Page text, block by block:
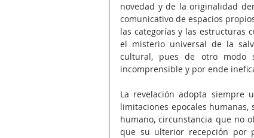
novedad y de la originalidad
comunicativo de espacios
las categorías y las estructuras
el misterio universal de la
cultural, pues de otro modo
incomprensible y por ende
La revelación adopta siempre
limitaciones epocales
humano, circunstancia que no
que su ulterior recepción por